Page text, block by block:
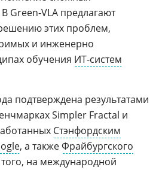
Green‑VLA предлагают
этих проблем,
и инженерно
обучения ИТ-систем
подтверждена результатами
Simpler Fractal и
Стэнфордским
, а такжеФрайбургского
на международной